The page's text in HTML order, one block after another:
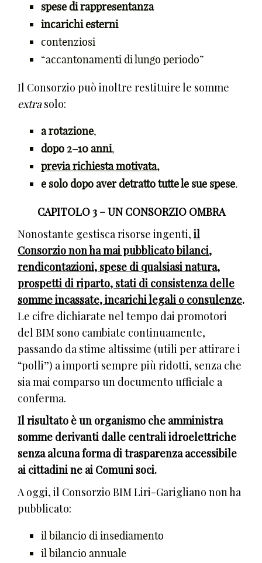
spese di rappresentanza
incarichi esterni
contenziosi
“accantonamenti di lungo periodo”
Il Consorzio può inoltre restituire le somme
extrasolo:
a rotazione,
dopo 2–10 anni,
previa richiesta motivata,
e solo dopo aver detratto tutte le sue spese.
CAPITOLO 3 – UN CONSORZIO OMBRA
Nonostante gestisca risorse ingenti, il
Consorzio non ha mai pubblicato bilanci,
rendicontazioni, spese di qualsiasi natura,
prospetti di riparto, stati di consistenza delle
somme incassate, incarichi legali o consulenze.
Le cifre dichiarate nel tempo dai promotori
del BIM sono cambiate continuamente,
passando da stime altissime (utili per attirare i
“polli”) a importi sempre più ridotti, senza che
sia mai comparso un documento ufficiale a
conferma.
Il risultato è un organismo che amministra
somme derivanti dalle centrali idroelettriche
senza alcuna forma di trasparenza accessibile
ai cittadini ne ai Comuni soci.
A oggi, il Consorzio BIM Liri-Garigliano non ha
pubblicato:
il bilancio di insediamento
il bilancio annuale